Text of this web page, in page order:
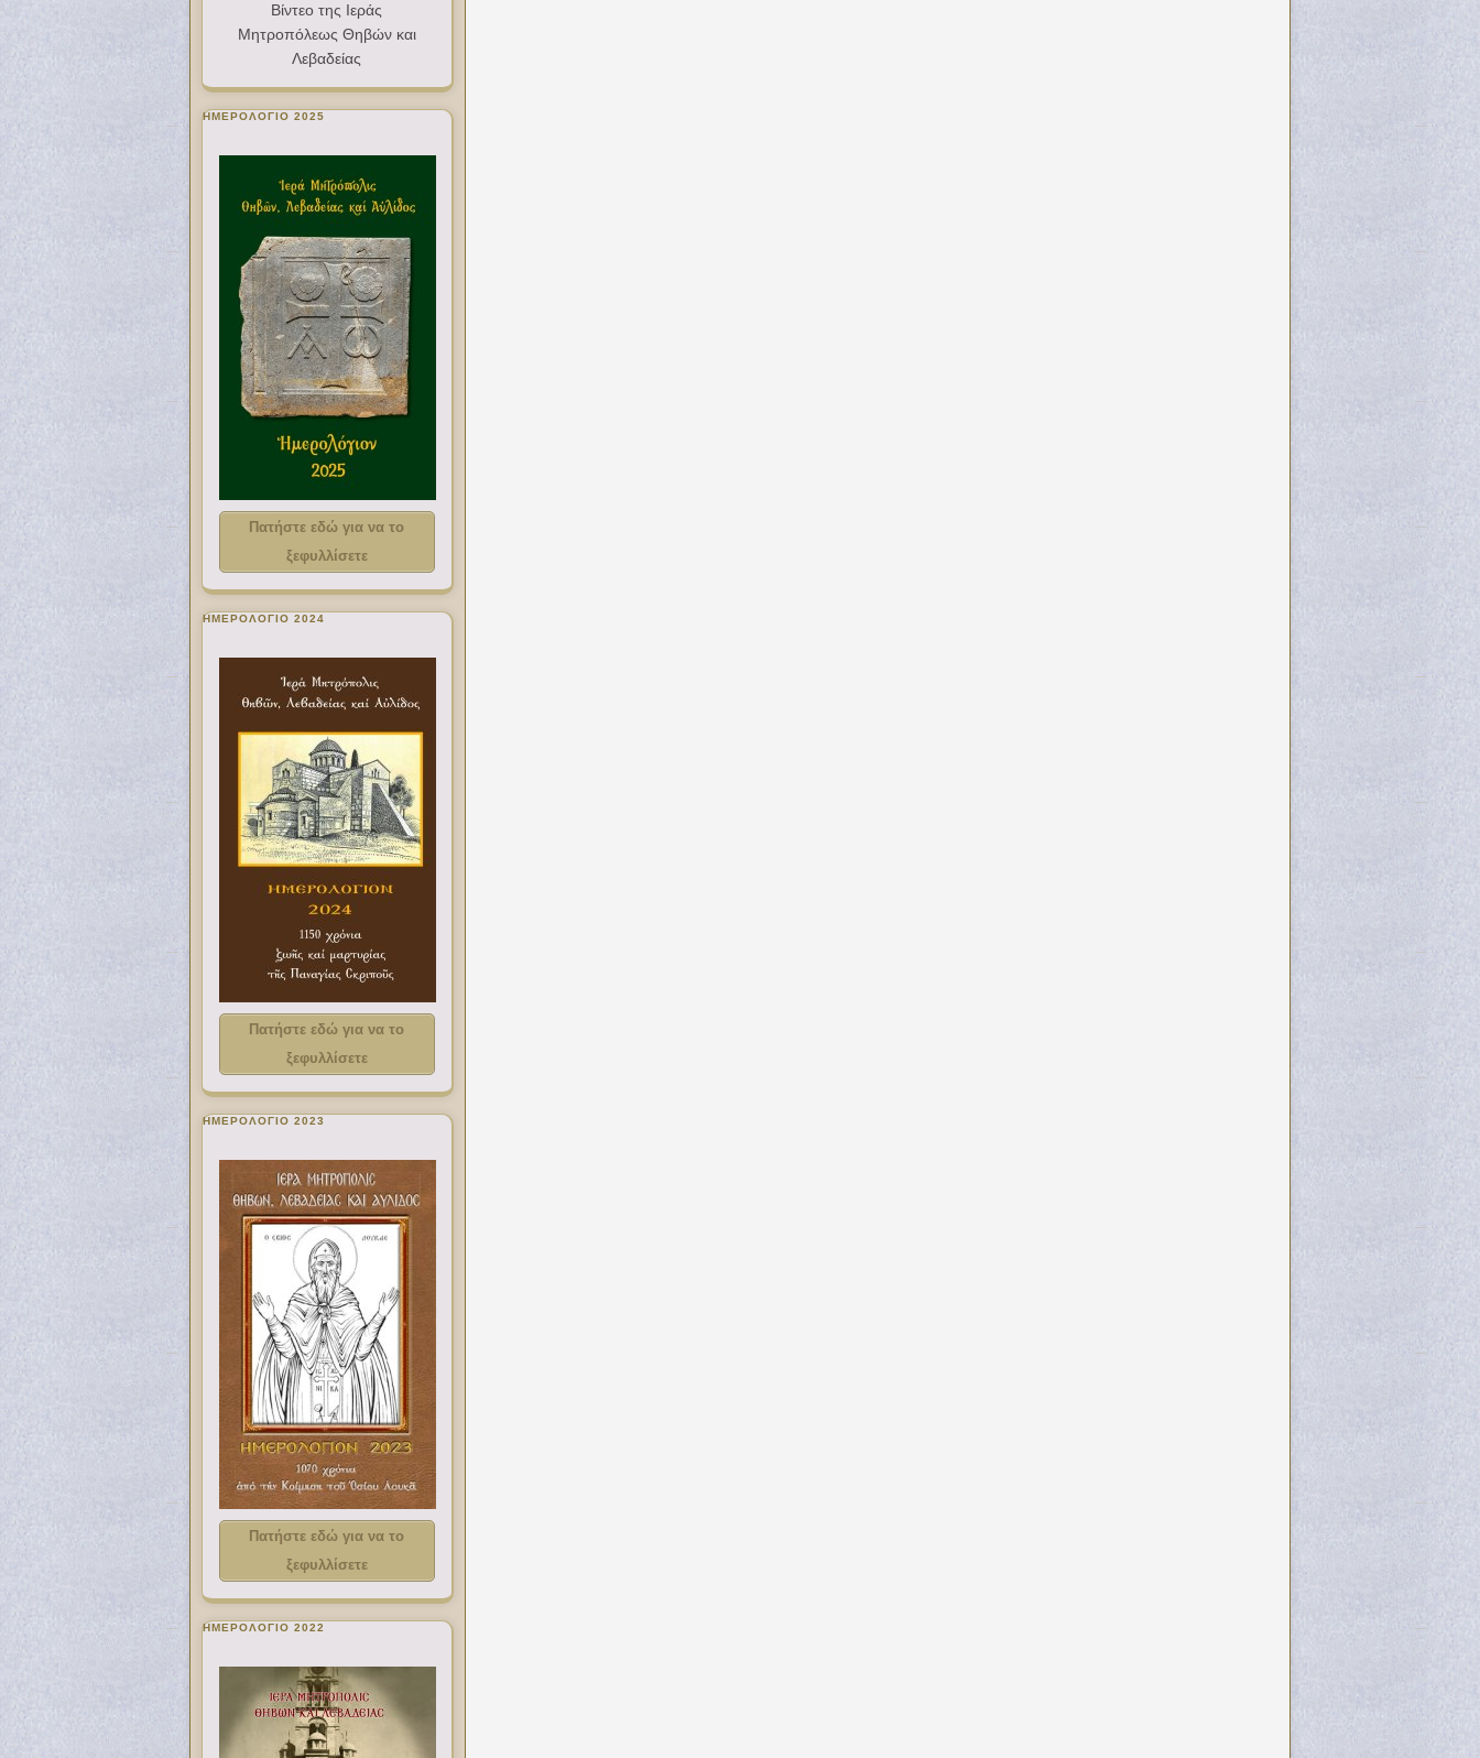
Βίντεο της Ιεράς
Μητροπόλεως Θηβών και
Λεβαδείας
ΗΜΕΡΟΛΟΓΙΟ 2025
Πατήστε εδώ για να το
ξεφυλλίσετε
ΗΜΕΡΟΛΟΓΙΟ 2024
Πατήστε εδώ για να το
ξεφυλλίσετε
ΗΜΕΡΟΛΟΓΙΟ 2023
Πατήστε εδώ για να το
ξεφυλλίσετε
ΗΜΕΡΟΛΟΓΙΟ 2022